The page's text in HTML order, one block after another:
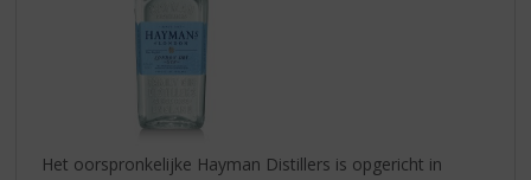
Het oorspronkelijke Hayman Distillers is opgericht in